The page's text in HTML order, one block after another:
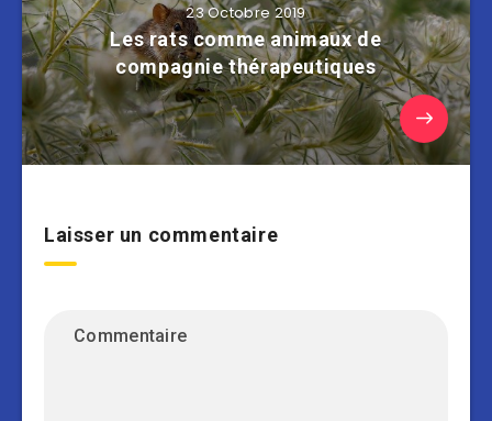
23 Octobre 2019
Les rats comme animaux de
compagnie thérapeutiques
Laisser un commentaire